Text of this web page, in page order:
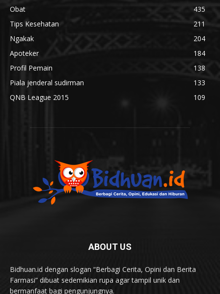
Obat
435
Tips Kesehatan
211
Ngakak
204
Apoteker
184
Profil Pemain
138
Piala jenderal sudirman
133
QNB League 2015
109
ABOUT US
Bidhuan.id dengan slogan “Berbagi Cerita, Opini dan Berita
Farmasi” dibuat sedemikian rupa agar tampil unik dan
bermanfaat bagi pengunjungnya.